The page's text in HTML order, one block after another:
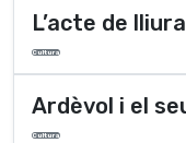
L’acte de
Cultura
Ardèvol i el
Cultura